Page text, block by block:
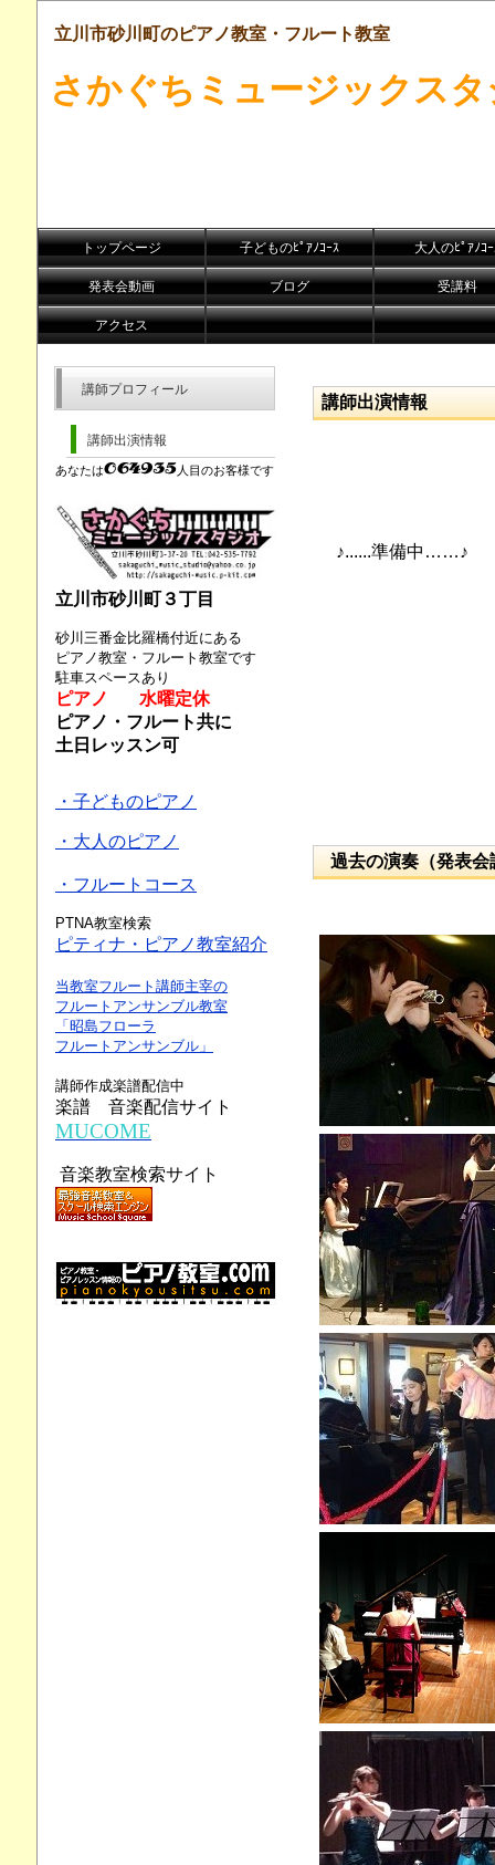
立川市砂川町のピアノ教室・フルート教室
さかぐちミュージックス
トップページ 子どものﾋﾟｱﾉｺｰｽ 大人のﾋﾟｱﾉｺ
発表会動画 ブログ 受講料
アクセス
講師出演情報
♪......準備中……♪
過去の演奏（発表
講師プロフィール
講師出演情報
あなたは 人目のお客様です
立川市砂川町３丁目
砂川三番金比羅橋付近にある
ピアノ教室・フルート教室です
駐車スペースあり
ピアノ 水曜定休
ピアノ・フルート共に
土日レッスン可
・子どものピアノ
・大人のピアノ
・フルートコース
PTNA教室検索
ピティナ・ピアノ教室紹介
当教室フルート講師主宰の
フルートアンサンブル教室
「昭島フローラ
フルートアンサンブル」
講師作成楽譜配信中
楽譜 音楽配信サイト
MUCOME
音楽教室検索サイト